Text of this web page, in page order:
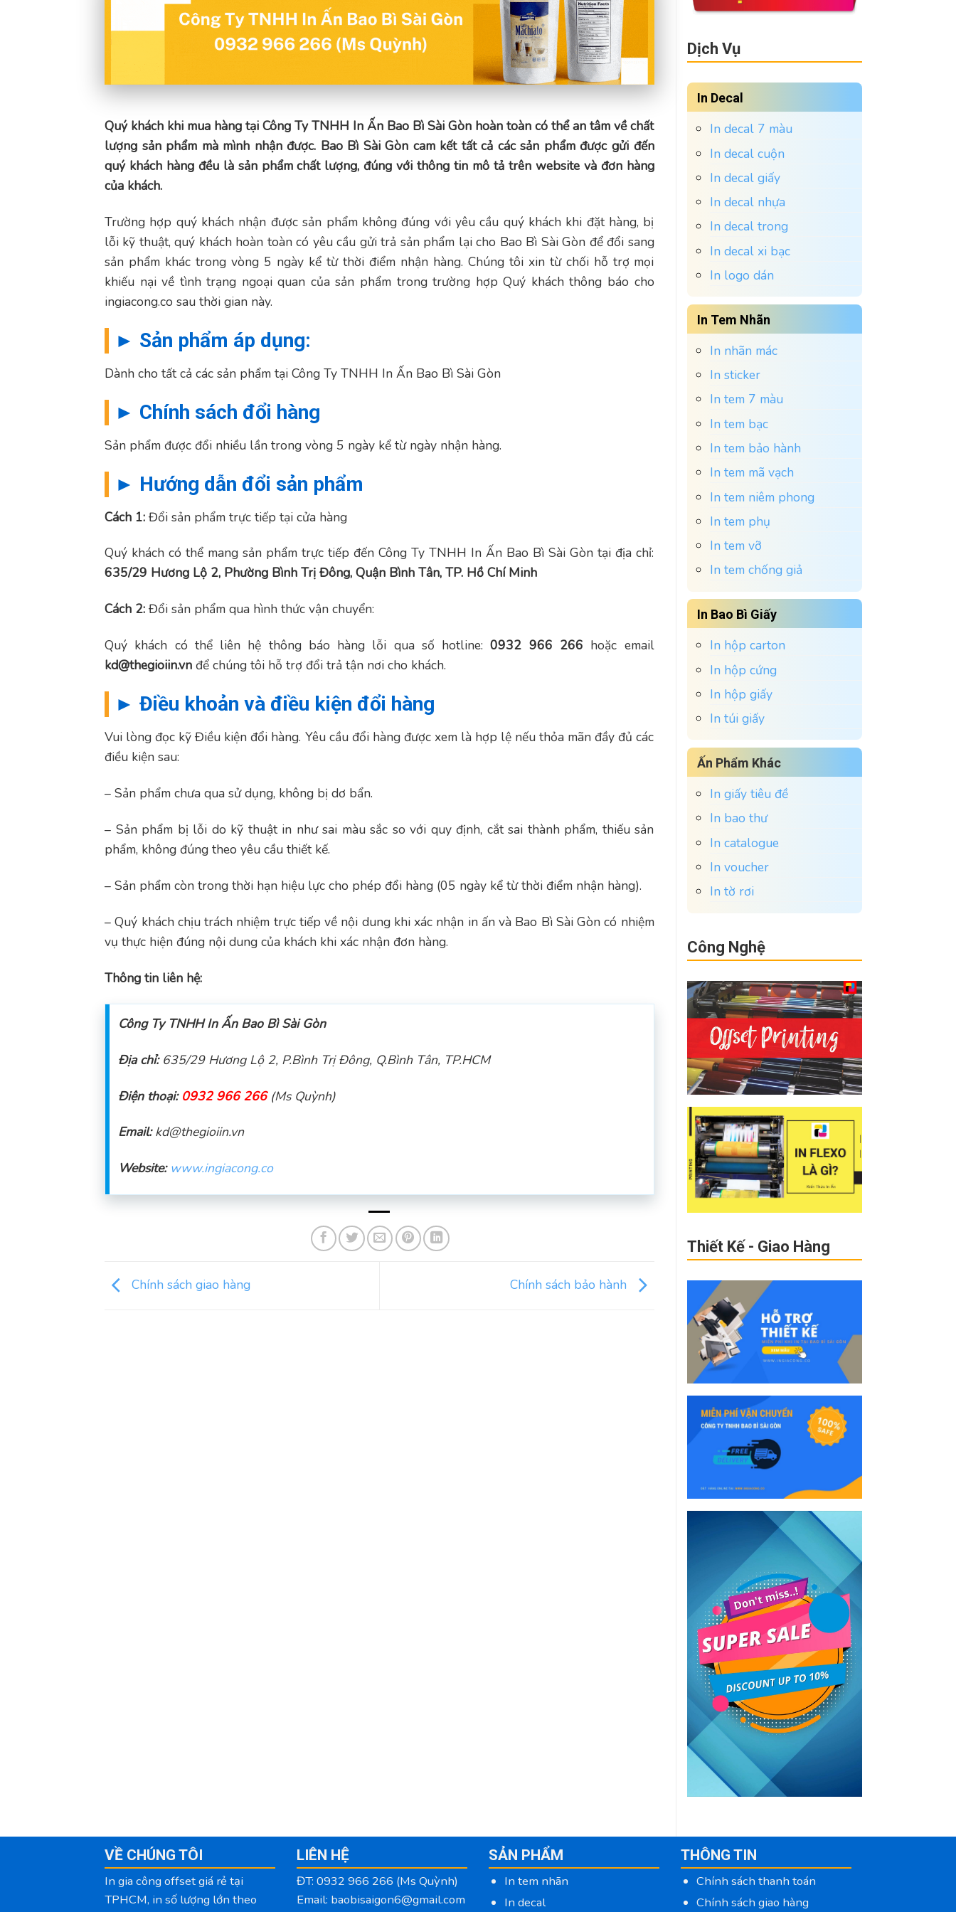
Quý khách khi mua hàng tại Công Ty TNHH In Ấn Bao Bì Sài Gòn hoàn toàn có thể an tâm về chất
lượng sản phẩm mà mình nhận được. Bao Bì Sài Gòn cam kết tất cả các sản phẩm được gửi đến
quý khách hàng đều là sản phẩm chất lượng, đúng với thông tin mô tả trên website và đơn hàng
của khách.
Trường hợp quý khách nhận được sản phẩm không đúng với yêu cầu quý khách khi đặt hàng, bị
lỗi kỹ thuật, quý khách hoàn toàn có yêu cầu gửi trả sản phẩm lại cho Bao Bì Sài Gòn để đổi sang
sản phẩm khác trong vòng 5 ngày kể từ thời điểm nhận hàng. Chúng tôi xin từ chối hỗ trợ mọi
khiếu nại về tình trạng ngoại quan của sản phẩm trong trường hợp Quý khách thông báo cho
ingiacong.co sau thời gian này.
► Sản phẩm áp dụng:
Dành cho tất cả các sản phẩm tại Công Ty TNHH In Ấn Bao Bì Sài Gòn
► Chính sách đổi hàng
Sản phẩm được đổi nhiều lần trong vòng 5 ngày kể từ ngày nhận hàng.
► Hướng dẫn đổi sản phẩm
Cách 1: Đổi sản phẩm trực tiếp tại cửa hàng
Quý khách có thể mang sản phẩm trực tiếp đến Công Ty TNHH In Ấn Bao Bì Sài Gòn tại địa chỉ:
635/29 Hương Lộ 2, Phường Bình Trị Đông, Quận Bình Tân, TP. Hồ Chí Minh
Cách 2: Đổi sản phẩm qua hình thức vận chuyển:
Quý khách có thể liên hệ thông báo hàng lỗi qua số hotline:0932 966 266 hoặc email
kd@thegioiin.vn để chúng tôi hỗ trợ đổi trả tận nơi cho khách.
► Điều khoản và điều kiện đổi hàng
Vui lòng đọc kỹ Điều kiện đổi hàng. Yêu cầu đổi hàng được xem là hợp lệ nếu thỏa mãn đầy đủ các
điều kiện sau:
– Sản phẩm chưa qua sử dụng, không bị dơ bẩn.
– Sản phẩm bị lỗi do kỹ thuật in như sai màu sắc so với quy định, cắt sai thành phẩm, thiếu sản
phẩm, không đúng theo yêu cầu thiết kế.
– Sản phẩm còn trong thời hạn hiệu lực cho phép đổi hàng (05 ngày kể từ thời điểm nhận hàng).
– Quý khách chịu trách nhiệm trực tiếp về nội dung khi xác nhận in ấn và Bao Bì Sài Gòn có nhiệm
vụ thực hiện đúng nội dung của khách khi xác nhận đơn hàng.
Thông tin liên hệ:
Công Ty TNHH In Ấn Bao Bì Sài Gòn
Địa chỉ:635/29 Hương Lộ 2, P.Bình Trị Đông, Q.Bình Tân, TP.HCM
Điện thoại: 0932 966 266(Ms Quỳnh)
Email:kd@thegioiin.vn
Website: www.ingiacong.co
Chính sách giao hàng Chính sách bảo hành
Dịch Vụ
In Decal
In decal 7 màu
In decal cuộn
In decal giấy
In decal nhựa
In decal trong
In decal xi bạc
In logo dán
In Tem Nhãn
In nhãn mác
In sticker
In tem 7 màu
In tem bạc
In tem bảo hành
In tem mã vạch
In tem niêm phong
In tem phụ
In tem vỡ
In tem chống giả
In Bao Bì Giấy
In hộp carton
In hộp cứng
In hộp giấy
In túi giấy
Ấn Phẩm Khác
In giấy tiêu đề
In bao thư
In catalogue
In voucher
In tờ rơi
Công Nghệ
Thiết Kế - Giao Hàng
VỀ CHÚNG TÔI
In gia công offset giá rẻ tại
TPHCM, in số lượng lớn theo
LIÊN HỆ
ĐT: 0932 966 266 (Ms Quỳnh)
Email: baobisaigon6@gmail.com
SẢN PHẨM
In tem nhãn
In decal
THÔNG TIN
Chính sách thanh toán
Chính sách giao hàng